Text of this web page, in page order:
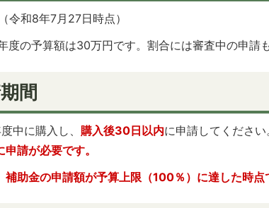
（令和8年7月27日時点）
度の予算額は30万円です。割合には審査中の申請
間
中に購入し、 購入後30日以内に申請してください
申請が必要です。
補助金の申請額が予算上限（100％）に達した時点